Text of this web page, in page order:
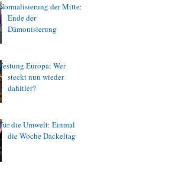
der Mitte:
Ende der
Dämonisierung
Europa: Wer
steckt nun wieder
dahitler?
die Umwelt: Einmal
die Woche Dackeltag